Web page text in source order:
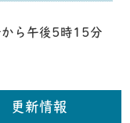
ら午後5時15分
更新情報